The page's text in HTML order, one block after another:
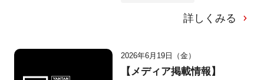
詳しくみる
2026年6月19日（金）
【メディア掲載情報】